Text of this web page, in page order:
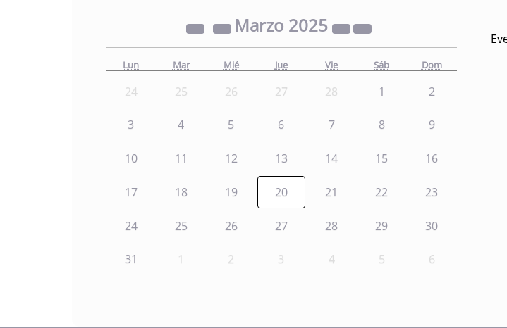
Marzo 2025
Lun Mar Mié Jue Vie Sáb Dom
24 25 26 27 28 1 2
3 4 5 6 7 8 9
10 11 12 13 14 15 16
17 18 19 20 21 22 23
24 25 26 27 28 29 30
31 1 2 3 4 5 6